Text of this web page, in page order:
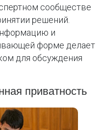
сообществе
решений.
и
форме делает
для обсуждения
приватность